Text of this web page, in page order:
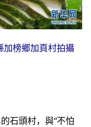
加榜鄉加頁村拍攝
石頭村，與“不怕